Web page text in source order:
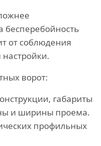
бесперебойность
от соблюдения
ворот:
габариты
и ширины проема.
профильных